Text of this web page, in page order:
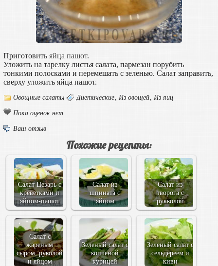
Приготовить яйца пашот.
Уложить на тарелку листья салата, пармезан порубить
тонкими полосками и перемешать с зеленью. Салат заправить,
сверху уложить яйца пашот.
Овощные салаты Диетические, Из овощей, Из яиц
Пока оценок нет
Ваш отзыв
Похожие рецепты:
Салат Цезарь с
креветками и
яйцом-пашот
Салат из
шпината с
яйцом
Салат из
творога с
рукколой
Салат с
жареным
сыром, руколой
и яйцом
Зеленый салат с
копченой
курицей
Зеленый салат с
сельдереем и
киви